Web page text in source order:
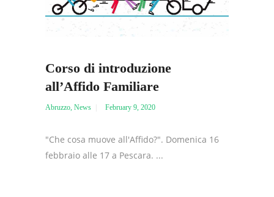
Corso di introduzione
all’Affido Familiare
Abruzzo News February 9, 2020
"Che cosa muove all'Affido?". Domenica 16
febbraio alle 17 a Pescara. ...